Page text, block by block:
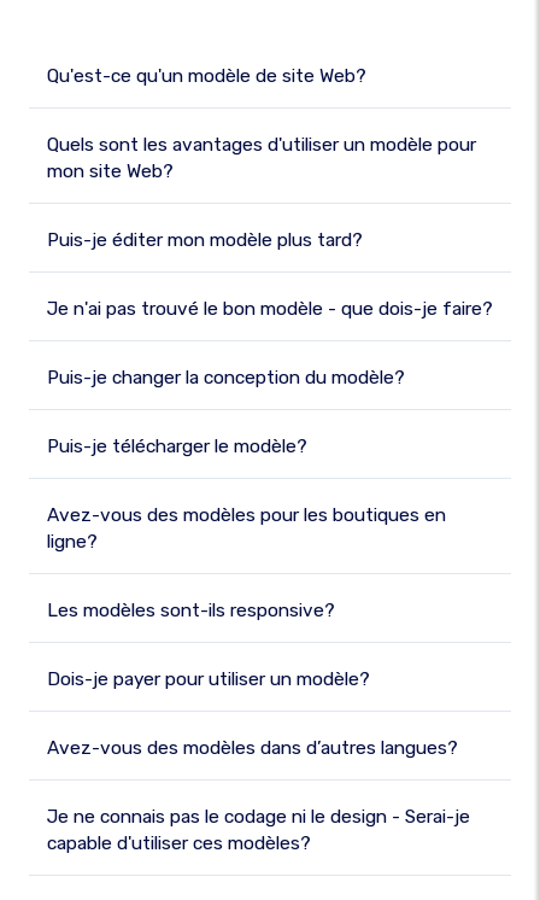
Qu'est-ce qu'un modèle de site Web?
Quels sont les avantages d'utiliser un modèle pour
mon site Web?
Puis-je éditer mon modèle plus tard?
Je n'ai pas trouvé le bon modèle - que dois-je faire?
Puis-je changer la conception du modèle?
Puis-je télécharger le modèle?
Avez-vous des modèles pour les boutiques en
ligne?
Les modèles sont-ils responsive?
Dois-je payer pour utiliser un modèle?
Avez-vous des modèles dans d’autres langues?
Je ne connais pas le codage ni le design - Serai-je
capable d'utiliser ces modèles?